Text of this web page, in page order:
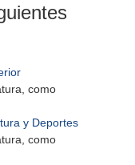
como
y Deportes
como